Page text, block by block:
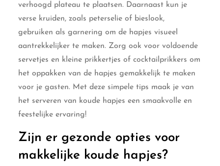
verhoogd plateau te plaatsen. Daarnaast kun je
verse kruiden, zoals peterselie of bieslook,
gebruiken als garnering om de hapjes visueel
aantrekkelijker te maken. Zorg ook voor voldoende
servetjes en kleine prikkertjes of cocktailprikkers om
het oppakken van de hapjes gemakkelijk te maken
voor je gasten. Met deze simpele tips maak je van
het serveren van koude hapjes een smaakvolle en
feestelijke ervaring!
Zijn er gezonde opties voor
makkelijke koude hapjes?